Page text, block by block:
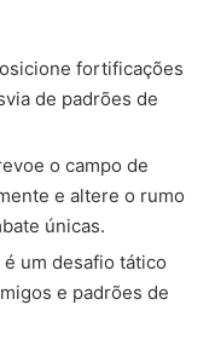
fortificações
de padrões de
o campo de
e altere o rumo
únicas.
é um desafio tático
e padrões de